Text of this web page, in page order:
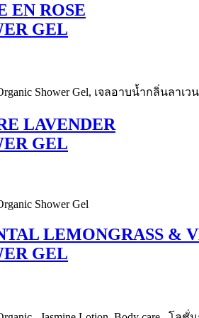
EN ROSE
GEL
LAVENDER
GEL
LEMONGRASS &
GEL